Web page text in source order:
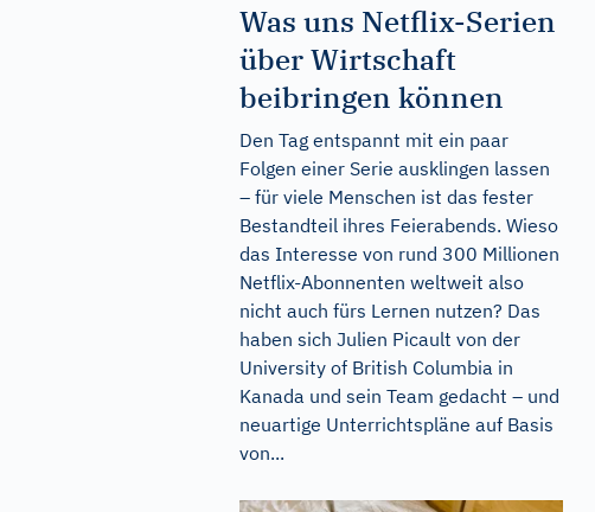
Was uns Netflix-Serien
über Wirtschaft
beibringen können
Den Tag entspannt mit ein paar
Folgen einer Serie ausklingen lassen
– für viele Menschen ist das fester
Bestandteil ihres Feierabends. Wieso
das Interesse von rund 300 Millionen
Netflix-Abonnenten weltweit also
nicht auch fürs Lernen nutzen? Das
haben sich Julien Picault von der
University of British Columbia in
Kanada und sein Team gedacht – und
neuartige Unterrichtspläne auf Basis
von...